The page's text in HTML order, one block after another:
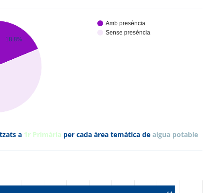
Amb presència
Sense presència
18.8%
a 1r Primària per cada àrea temàtica de aigua potable